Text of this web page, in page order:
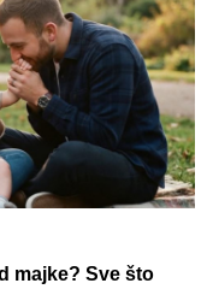
mešaju sa
po čemu se
na ikonama
by Aklamator